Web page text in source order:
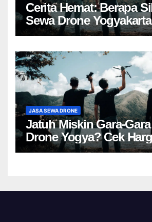
Cerita Hemat: Berapa
Sewa Drone
JASA SEWA DRONE
Jatuh Miskin Gara-
Drone Yogya? Cek